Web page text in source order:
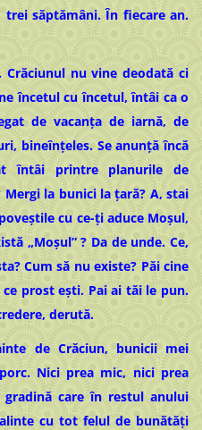
săptămâni. În fiecare an.
nu vine deodată ci
încetul cu încetul, întâi ca o
de vacanța de iarnă, de
bineînțeles. Se anunță încă
întâi printre planurile de
Mergi la bunici la țară? A, stai
cu ce-ți aduce Moșul,
„Moșul” ? Da de unde. Ce,
Cum să nu existe? Păi cine
prost ești. Pai ai tăi le pun.
derută.
de Crăciun, bunicii mei
Nici prea mic, nici prea
care în restul anului
cu tot felul de bunătăți